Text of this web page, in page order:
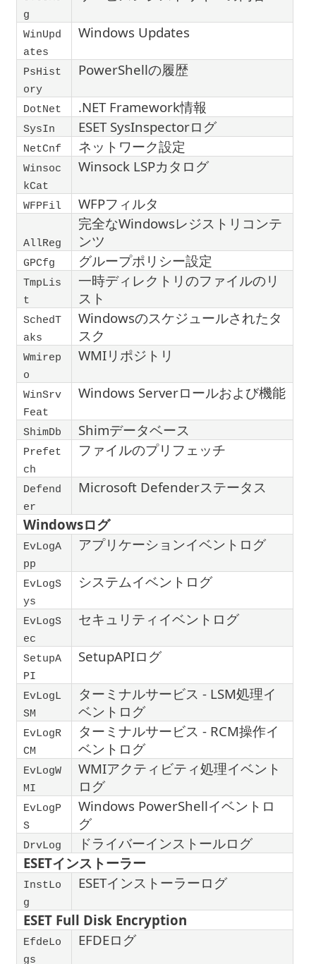
g
WinUpd
ates
Windows Updates
PsHist
ory
PowerShellの履歴
DotNet .NET Framework情報
SysIn ESET SysInspectorログ
NetCnf ネットワーク設定
Winsoc
kCat
Winsock LSPカタログ
WFPFil WFPフィルタ
AllReg
完全なWindowsレジストリコンテ
ンツ
GPCfg グループポリシー設定
TmpLis
t
一時ディレクトリのファイルのリ
スト
SchedT
aks
Windowsのスケジュールされたタ
スク
Wmirep
o
WMIリポジトリ
WinSrv
Feat
Windows Serverロールおよび機能
ShimDb Shimデータベース
Prefet
ch
ファイルのプリフェッチ
Defend
er
Microsoft Defenderステータス
Windowsログ
EvLogA
pp
アプリケーションイベントログ
EvLogS
ys
システムイベントログ
EvLogS
ec
セキュリティイベントログ
SetupA
PI
SetupAPIログ
EvLogL
SM
ターミナルサービス - LSM処理イ
ベントログ
EvLogR
CM
ターミナルサービス - RCM操作イ
ベントログ
EvLogW
MI
WMIアクティビティ処理イベント
ログ
EvLogP
S
Windows PowerShellイベントロ
グ
DrvLog
ドライバーインストールログ
ESETインストーラー
InstLo
g
ESETインストーラーログ
ESET Full Disk Encryption
EfdeLo
gs
EFDEログ